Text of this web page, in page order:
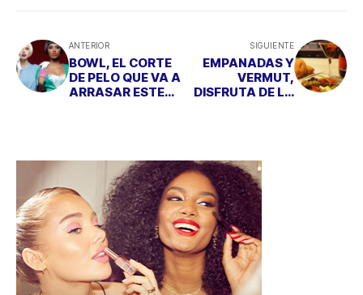
ANTERIOR
BOWL, EL CORTE
DE PELO QUE VA A
ARRASAR ESTE
SIGUIENTE
EMPANADAS Y
VERMUT,
DISFRUTA DE LA